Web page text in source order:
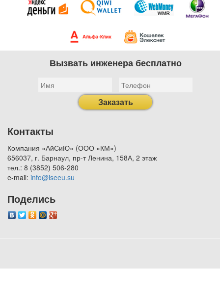
Вызвать инженера бесплатно
Заказать
Контакты
Компания «АйСиЮ» (ООО «КМ»)
656037, г. Барнаул, пр-т Ленина, 158А, 2 этаж
тел.: 8 (3852) 506-280
e-mail: info@iseeu.su
Поделись